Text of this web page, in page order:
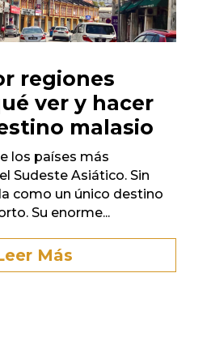
regiones
ver y hacer
malasio
los países más
Sudeste Asiático. Sin
como un único destino
Su enorme...
Más